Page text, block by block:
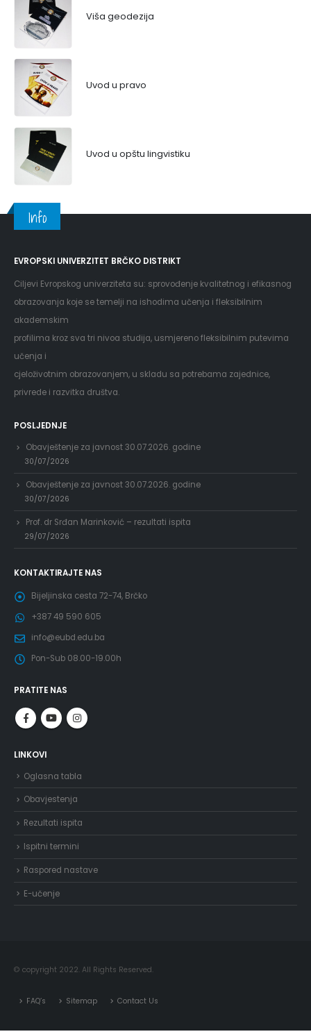
Viša geodezija
Uvod u pravo
Uvod u opštu lingvistiku
Info
EVROPSKI UNIVERZITET BRČKO DISTRIKT
Ciljevi Evropskog univerziteta su: sprovođenje kvalitetnog i efikasnog
obrazovanja koje se temelji na ishodima učenja i fleksibilnim
akademskim
profilima kroz sva tri nivoa studija, usmjereno fleksibilnim putevima
učenja i
cjeloživotnim obrazovanjem, u skladu sa potrebama zajednice,
privrede i razvitka društva.
POSLJEDNJE
Obavještenje za javnost 30.07.2026. godine
30/07/2026
Obavještenje za javnost 30.07.2026. godine
30/07/2026
Prof. dr Srđan Marinković – rezultati ispita
29/07/2026
KONTAKTIRAJTE NAS
Bijeljinska cesta 72-74, Brčko
+387 49 590 605
info@eubd.edu.ba
Pon-Sub 08.00-19.00h
PRATITE NAS
LINKOVI
Oglasna tabla
Obavjestenja
Rezultati ispita
Ispitni termini
Raspored nastave
E-učenje
© copyright 2022. All Rights Reserved.
FAQ’s Sitemap Contact Us